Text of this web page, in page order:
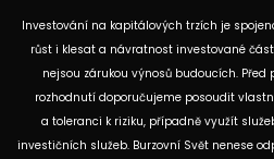
Investování na kapitálových trzích je
růst i klesat a návratnost investované
nejsou zárukou výnosů budoucích.
rozhodnutí doporučujeme posoudit
a toleranci k riziku, případně využít
investičních služeb. Burzovní Svět nenese